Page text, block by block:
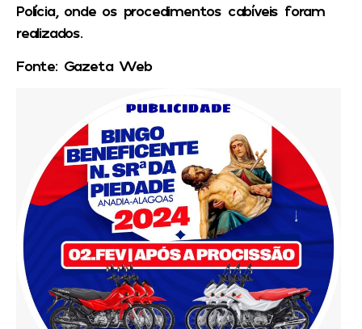
Polícia, onde os procedimentos cabíveis foram
realizados.
Fonte: Gazeta Web